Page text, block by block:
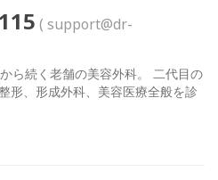
( support@dr-
ら続く老舗の美容外科。 二代目の
形、形成外科、美容医療全般を診